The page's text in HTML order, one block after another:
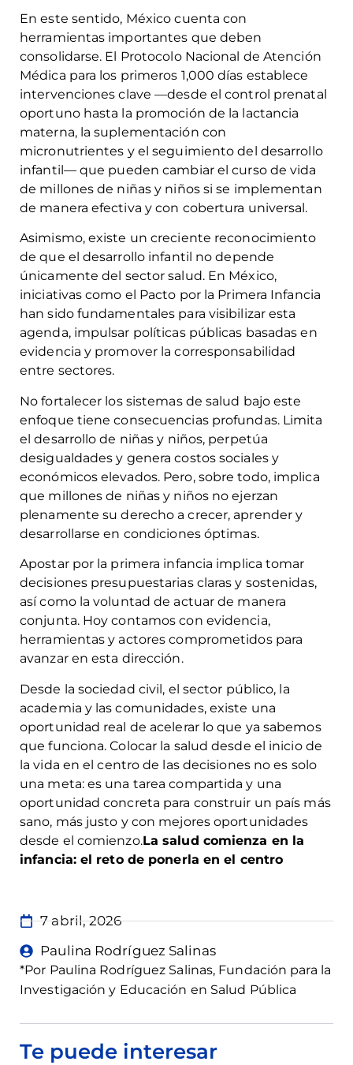
En este sentido, México cuenta con
herramientas importantes que deben
consolidarse. El Protocolo Nacional de Atención
Médica para los primeros 1,000 días establece
intervenciones clave —desde el control prenatal
oportuno hasta la promoción de la lactancia
materna, la suplementación con
micronutrientes y el seguimiento del desarrollo
infantil— que pueden cambiar el curso de vida
de millones de niñas y niños si se implementan
de manera efectiva y con cobertura universal.
Asimismo, existe un creciente reconocimiento
de que el desarrollo infantil no depende
únicamente del sector salud. En México,
iniciativas como el Pacto por la Primera Infancia
han sido fundamentales para visibilizar esta
agenda, impulsar políticas públicas basadas en
evidencia y promover la corresponsabilidad
entre sectores.
No fortalecer los sistemas de salud bajo este
enfoque tiene consecuencias profundas. Limita
el desarrollo de niñas y niños, perpetúa
desigualdades y genera costos sociales y
económicos elevados. Pero, sobre todo, implica
que millones de niñas y niños no ejerzan
plenamente su derecho a crecer, aprender y
desarrollarse en condiciones óptimas.
Apostar por la primera infancia implica tomar
decisiones presupuestarias claras y sostenidas,
así como la voluntad de actuar de manera
conjunta. Hoy contamos con evidencia,
herramientas y actores comprometidos para
avanzar en esta dirección.
Desde la sociedad civil, el sector público, la
academia y las comunidades, existe una
oportunidad real de acelerar lo que ya sabemos
que funciona. Colocar la salud desde el inicio de
la vida en el centro de las decisiones no es solo
una meta: es una tarea compartida y una
oportunidad concreta para construir un país más
sano, más justo y con mejores oportunidades
desde el comienzo.La salud comienza en la
infancia: el reto de ponerla en el centro
7 abril, 2026
Paulina Rodríguez Salinas
*Por Paulina Rodríguez Salinas, Fundación para la
Investigación y Educación en Salud Pública
Te puede interesar